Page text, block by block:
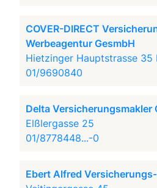
COVER-DIRECT
Werbeagentur GesmbH
Hietzinger Hauptstrasse 35
01/9690840
Delta Versicherungsmakler
Elßlergasse 25
01/8778448...-0
Ebert Alfred